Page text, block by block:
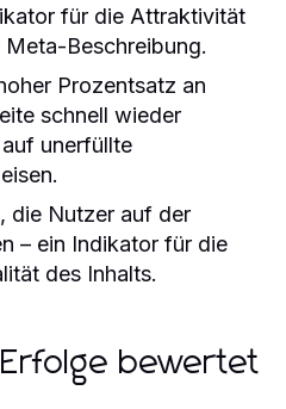
für die Attraktivität
Beschreibung.
Prozentsatz an
schnell wieder
unerfüllte
die Nutzer auf der
– ein Indikator für die
des Inhalts.
bewertet